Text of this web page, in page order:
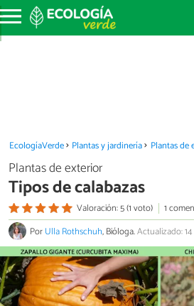
EcologíaVerde Plantas y jardinería Plantas de
Plantas de exterior
Tipos de calabazas
Valoración: 5 (1 voto)
1
PorUlla Rothschuh, Bióloga.Actualizado: